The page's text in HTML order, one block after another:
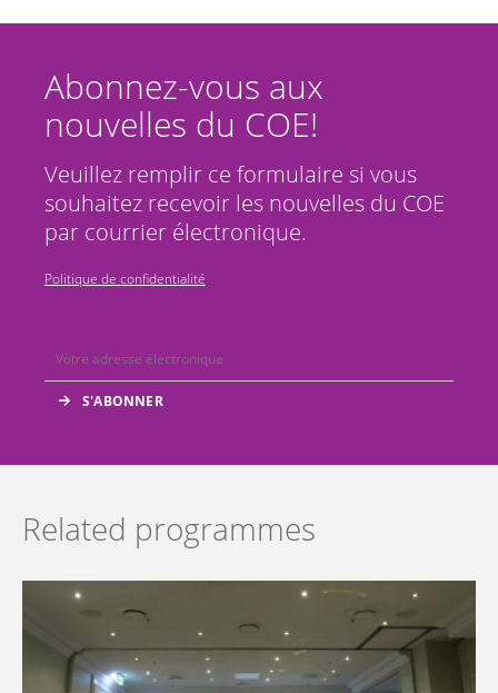
Abonnez-vous aux
nouvelles du COE!
Veuillez remplir ce formulaire si vous
souhaitez recevoir les nouvelles du COE
par courrier électronique.
Politique de confidentialité
Related programmes